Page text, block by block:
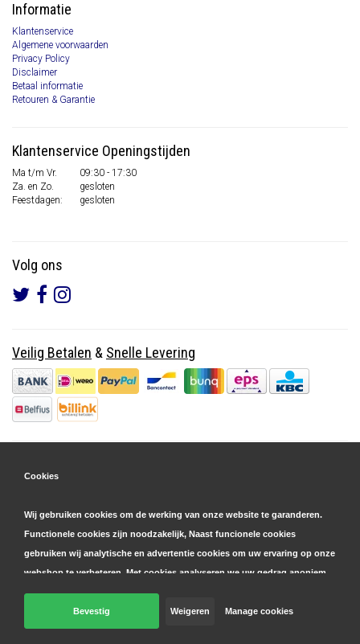
Informatie
Klantenservice
Algemene voorwaarden
Privacy Policy
Disclaimer
Betaal informatie
Retouren & Garantie
Klantenservice Openingstijden
Ma t/m Vr.
09:30 - 17:30
Za. en Zo.
gesloten
Feestdagen:
gesloten
Volg ons
Veilig Betalen & Snelle Levering
© Copyright 2026 Parts4GSM - Design byWebdinge.nl
Cookies
Wij gebruiken cookies om de werking van onze website te garanderen.
Functionele cookies zijn noodzakelijk, Naast funcionele cookies
gebruiken wij analytische en advertentie cookies om uw ervaring op onze
webshop te verbeteren. Met cookies analyseren we uw gedrag anoniem,
zowel binnen als buiten onze website, om onze diensten te
personaliseren en advertenties te tonen. Lees hier meer over in onze
cookie- en privacyverklaring. Klik op 'bevestigen' om akkoord te gaan
Bevestig Weigeren Manage cookies